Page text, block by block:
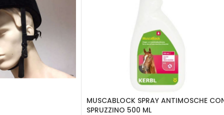
MUSCABLOCK SPRAY ANTIMOSCHE
SPRUZZINO 500 ML